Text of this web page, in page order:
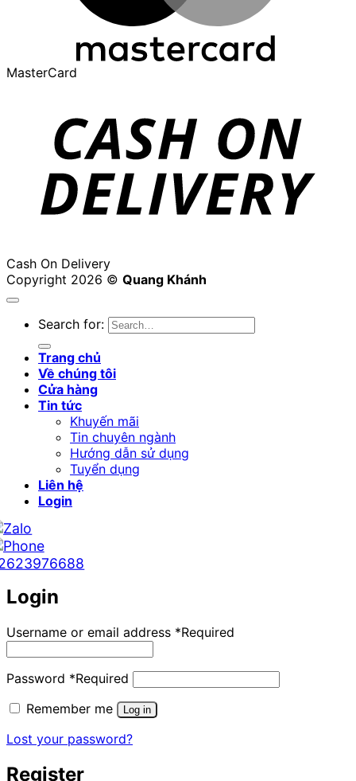
MasterCard
Cash On Delivery
Copyright 2026 © Quang Khánh
Search for:
Trang chủ
Về chúng tôi
Cửa hàng
Tin tức
Khuyến mãi
Tin chuyên ngành
Hướng dẫn sử dụng
Tuyển dụng
Liên hệ
Login
Login
Username or email address *Required
Password *Required
Remember me
Log in
Lost your password?
Register